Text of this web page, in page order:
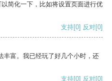
简化一下，比如将设置页面进行优
支持[0] 反对[0]
丰富。我已经玩了好几个小时，还
支持[0] 反对[0]